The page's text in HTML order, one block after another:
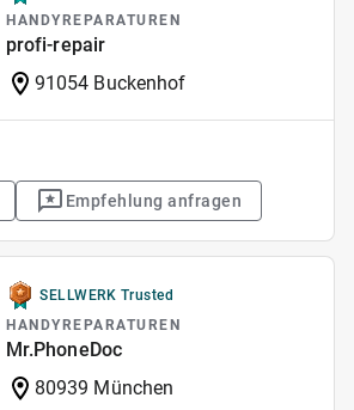
HANDYREPARATUREN
profi-repair
91054 Buckenhof
Empfehlung anfragen
SELLWERK Trusted
HANDYREPARATUREN
Mr.PhoneDoc
80939 München